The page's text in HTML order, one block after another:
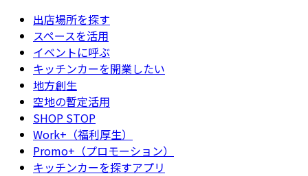
出店場所を探す
スペースを活用
イベントに呼ぶ
キッチンカーを開業したい
地方創生
空地の暫定活用
SHOP STOP
Work+（福利厚生）
Promo+（プロモーション）
キッチンカーを探すアプリ